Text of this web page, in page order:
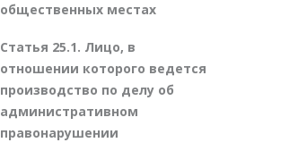
общественных местах
Статья 25.1. Лицо, в
отношении которого ведется
производство по делу об
административном
правонарушении